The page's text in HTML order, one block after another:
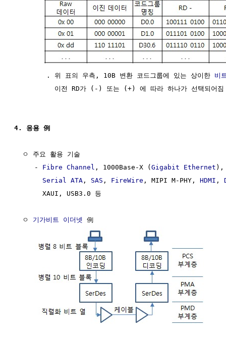
        . 위 표의 우측, 10B 변환 코드그룹에 있는 상이한
비
이전 RD가 (-) 또는 (+) 에 따라 하나가 선택되
4. 응용 例
  ㅇ 주요 활용 기술
     -
Fibre Channel , 1000Base-X ( Gigabit Ethernet
Serial ATA , SAS , FireWire , MIPI M-PHY, HDMI ,
       XAUI, USB3.0 등
  ㅇ
기가비트 이더넷 例